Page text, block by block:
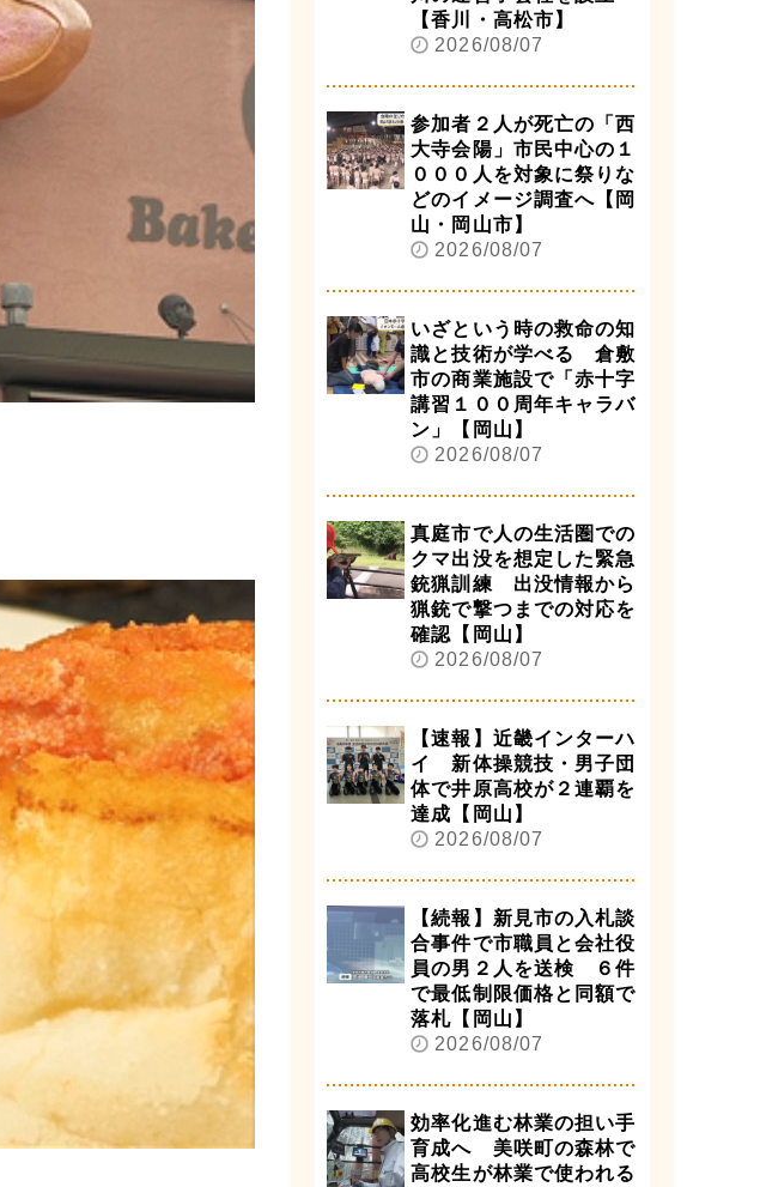
【香川・高松市】
2026/08/07
参加者２人が死亡の「西
大寺会陽」市民中心の１
０００人を対象に祭りな
どのイメージ調査へ【岡
山・岡山市】
2026/08/07
いざという時の救命の知
識と技術が学べる 倉敷
市の商業施設で「赤十字
講習１００周年キャラバ
ン」【岡山】
2026/08/07
真庭市で人の生活圏での
クマ出没を想定した緊急
銃猟訓練 出没情報から
猟銃で撃つまでの対応を
確認【岡山】
2026/08/07
【速報】近畿インターハ
イ 新体操競技・男子団
体で井原高校が２連覇を
達成【岡山】
2026/08/07
【続報】新見市の入札談
合事件で市職員と会社役
員の男２人を送検 ６件
で最低制限価格と同額で
落札【岡山】
2026/08/07
効率化進む林業の担い手
育成へ 美咲町の森林で
高校生が林業で使われる